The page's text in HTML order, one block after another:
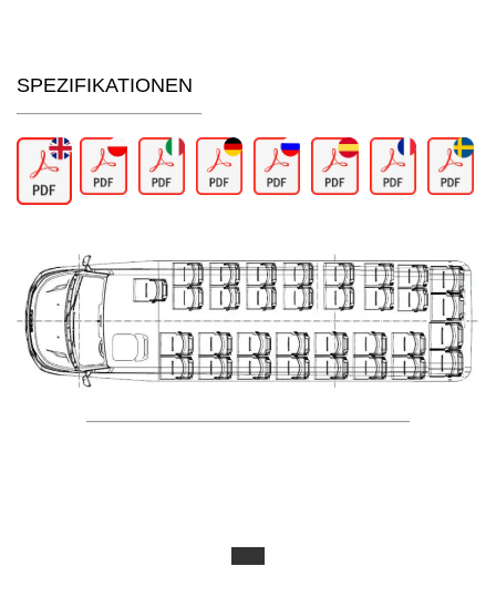
SPEZIFIKATIONEN